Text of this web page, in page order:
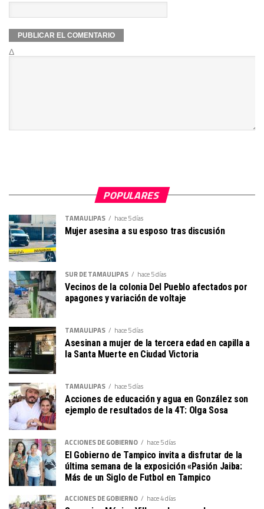
Δ
POPULARES
TAMAULIPAS hace 5 días
Mujer asesina a su esposo tras discusión
SUR DE TAMAULIPAS hace 5 días
Vecinos de la colonia Del Pueblo afectados por
apagones y variación de voltaje
TAMAULIPAS hace 5 días
Asesinan a mujer de la tercera edad en capilla a
la Santa Muerte en Ciudad Victoria
TAMAULIPAS hace 5 días
Acciones de educación y agua en González son
ejemplo de resultados de la 4T: Olga Sosa
ACCIONES DE GOBIERNO hace 5 días
El Gobierno de Tampico invita a disfrutar de la
última semana de la exposición «Pasión Jaiba:
Más de un Siglo de Futbol en Tampico
ACCIONES DE GOBIERNO hace 4 días